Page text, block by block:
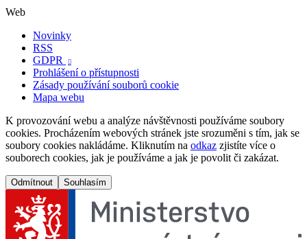
Web
Novinky
RSS
GDPR

Prohlášení o přístupnosti
Zásady používání souborů cookie
Mapa webu
K provozování webu a analýze návštěvnosti používáme soubory
cookies. Procházením webových stránek jste srozuměni s tím, jak se
soubory cookies nakládáme. Kliknutím na odkaz zjistíte více o
souborech cookies, jak je používáme a jak je povolit či zakázat.
Odmítnout Souhlasím